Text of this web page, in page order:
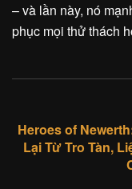
– và lần này, nó
phục mọi thử thách
Heroes of
Lại Từ Tro Tàn,